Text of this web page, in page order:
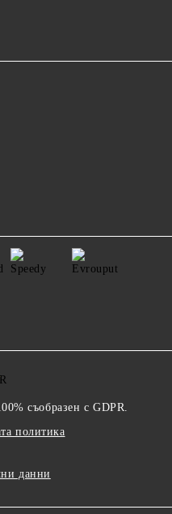
съобразен с GDPR.
политика
данни